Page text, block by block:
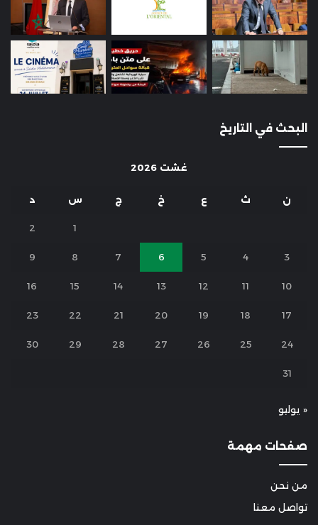
البحث في التاريخ
غشت 2026
ن ث ع خ ج س د
1
2
3
4
5
6
7
8
9
10
11
12
13
14
15
16
17
18
19
20
21
22
23
24
25
26
27
28
29
30
31
« يوليو
صفحات مهمة
من نحن
تواصل معنا